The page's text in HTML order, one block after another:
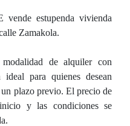
estupenda vivienda
Zamakola.
de alquiler con
para quienes desean
plazo previo. El precio de
y las condiciones se